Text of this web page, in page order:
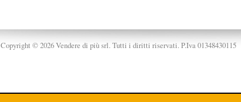
Copyright © 2026 Vendere di più srl. Tutti i diritti riservati. P.Iva 01348430115